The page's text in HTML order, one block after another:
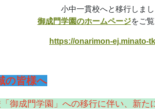
小中一貫校へと移行しま
御成門学園のホームページをご
https://onarimon-ej.minato-
の皆様へ
御成門学園」への移行に伴い、新